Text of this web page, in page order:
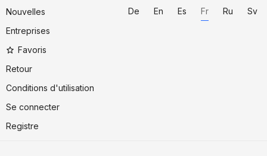
Nouvelles
Entreprises
Favoris
Retour
Conditions d'utilisation
Se connecter
Registre
De En Es Fr Ru Sv